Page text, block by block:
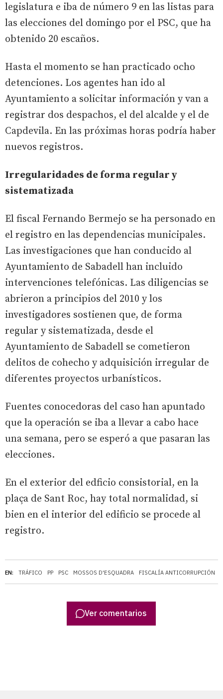
EN: TRÁFICO PP PSC MOSSOS D'ESQUADRA FISCALÍA ANTICORRUPCIÓN
legislatura e iba de número 9 en las listas para
las elecciones del domingo por el PSC, que ha
obtenido 20 escaños.
Hasta el momento se han practicado ocho
detenciones. Los agentes han ido al
Ayuntamiento a solicitar información y van a
registrar dos despachos, el del alcalde y el de
Capdevila. En las próximas horas podría haber
nuevos registros.
Irregularidades de forma regular y
sistematizada
El fiscal Fernando Bermejo se ha personado en
el registro en las dependencias municipales.
Las investigaciones que han conducido al
Ayuntamiento de Sabadell han incluido
intervenciones telefónicas. Las diligencias se
abrieron a principios del 2010 y los
investigadores sostienen que, de forma
regular y sistematizada, desde el
Ayuntamiento de Sabadell se cometieron
delitos de cohecho y adquisición irregular de
diferentes proyectos urbanísticos.
Fuentes conocedoras del caso han apuntado
que la operación se iba a llevar a cabo hace
una semana, pero se esperó a que pasaran las
elecciones.
En el exterior del edficio consistorial, en la
plaça de Sant Roc, hay total normalidad, si
bien en el interior del edificio se procede al
registro.
Ver comentarios